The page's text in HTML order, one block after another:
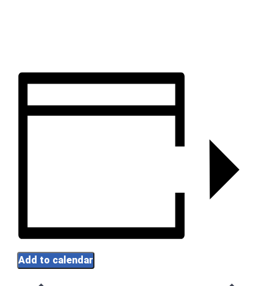
Add to calendar